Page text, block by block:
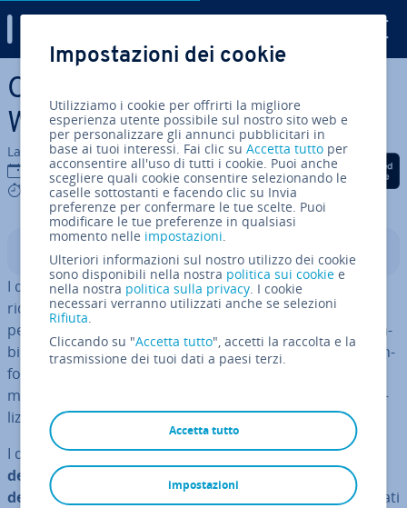
Vai al contenuto prin­ci­pa­le
Come ag­gior­na­re i driver in
Windows 10 e 11
La redazione di IONOS
28 lug 2023
5 mins
Condividi via Facebook
Condividi via Twitter
Condividi via
Indice
I driver obsoleti in Windows possono causare una
riduzione delle pre­sta­zio­ni del sistema operativo. Nel
peggiore dei casi possono ad­di­rit­tu­ra portare a vul­ne­ra­
bi­li­tà e fa­ci­li­ta­re la buona riuscita di eventuali attacchi in­
for­ma­ti­ci. Per questo motivo è con­si­glia­bi­le ag­gior­na­re
ma­nual­men­te i driver ina­de­gua­ti o divenuti obsoleti uti­
liz­zan­do gli strumenti integrati in Windows.
I driver ag­gior­na­ti as­si­cu­ra­no ilbuon fun­zio­na­men­to
dei programmi, dei sistemi operativi Windows e
dell’hardware in uso
. Tuttavia, per i programmi in­stal­la­ti
Impostazioni dei cookie
Utilizziamo i cookie per offrirti la migliore
esperienza utente possibile sul nostro sito web e
per personalizzare gli annunci pubblicitari in
base ai tuoi interessi. Fai clic suAccetta tutto per
acconsentire all'uso di tutti i cookie. Puoi anche
scegliere quali cookie consentire selezionando le
caselle sottostanti e facendo clic su Invia
preferenze per confermare le tue scelte. Puoi
modificare le tue preferenze in qualsiasi
momento nelle impostazioni.
Ulteriori informazioni sul nostro utilizzo dei cookie
sono disponibili nella nostra politica sui cookie e
nella nostra politica sulla privacy. I cookie
necessari verranno utilizzati anche se selezioni
Rifiuta.
Cliccando su "Accetta tutto", accetti la raccolta e la
trasmissione dei tuoi dati a paesi terzi.
Accetta tutto
impostazioni